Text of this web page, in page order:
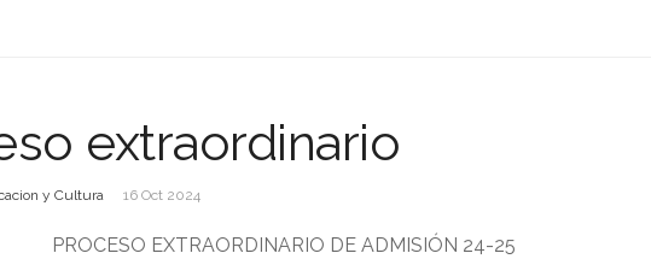
extraordinario
y Cultura 16 Oct 2024
PROCESO EXTRAORDINARIO DE ADMISIÓN 24-25